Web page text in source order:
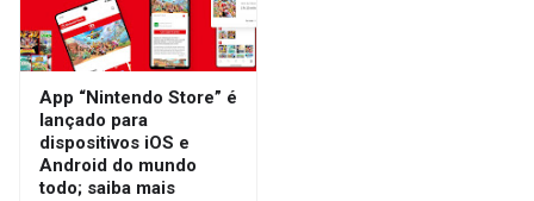
App “Nintendo Store” é
lançado para
dispositivos iOS e
Android do mundo
todo; saiba mais